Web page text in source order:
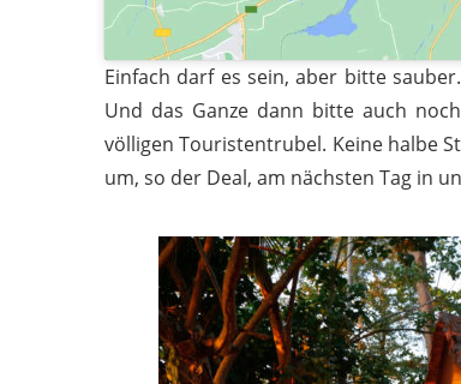
Einfach darf es sein, aber bitte
Und das Ganze dann bitte auch
völligen Touristentrubel. Keine halbe
um, so der Deal, am nächsten Tag in